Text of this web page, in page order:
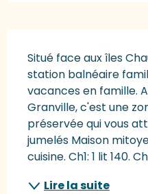
Situé face aux îles
station balnéaire
vacances en famille.
Granville, c'est une
préservée qui vous
jumelés Maison
cuisine. Ch1: 1 lit 140.
Lire la suite